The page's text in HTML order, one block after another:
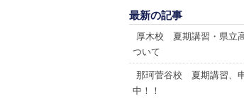
最新の記事
厚木校 夏期講習・県立
ついて
那珂菅谷校 夏期講習、
中！！